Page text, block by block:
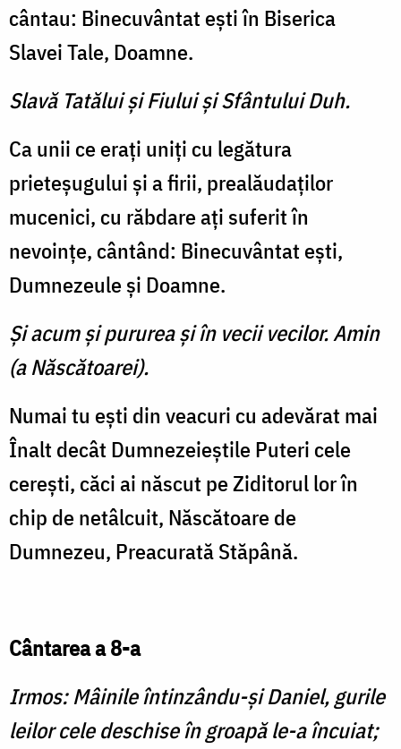
cântau: Binecuvântat eşti în Biserica
Slavei Tale, Doamne.
Slavă Tatălui şi Fiului şi Sfântului Duh.
Ca unii ce eraţi uniţi cu legătura
prieteşugului şi a firii, prealăudaţilor
mucenici, cu răbdare aţi suferit în
nevoinţe, cântând: Binecuvântat eşti,
Dumnezeule şi Doamne.
Şi acum şi pururea şi în vecii vecilor. Amin
(a Născătoarei).
Numai tu eşti din veacuri cu adevărat mai
Înalt decât Dumnezeieştile Puteri cele
cereşti, căci ai născut pe Ziditorul lor în
chip de netâlcuit, Născătoare de
Dumnezeu, Preacurată Stăpână.
Cântarea a 8-a
Irmos: Mâinile întinzându-şi Daniel, gurile
leilor cele deschise în groapă le-a încuiat;